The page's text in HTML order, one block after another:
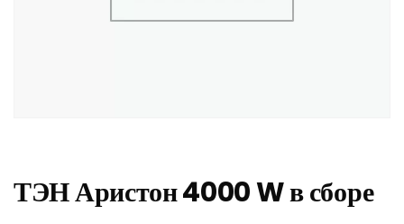
ТЭН Аристон 4000 W в сборе